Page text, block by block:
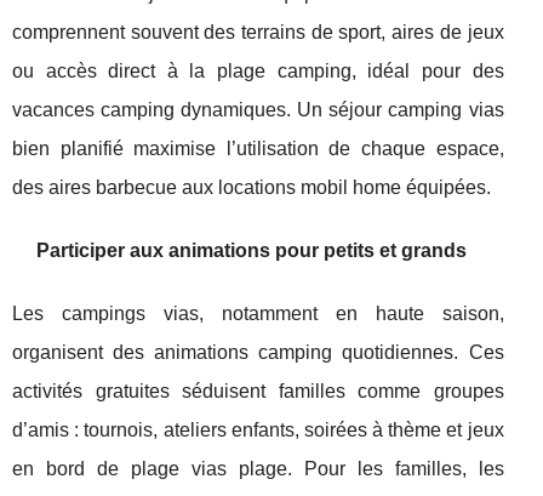
comprennent souvent des terrains de sport, aires de jeux
ou accès direct à la plage camping, idéal pour des
vacances camping dynamiques. Un séjour camping vias
bien planifié maximise l’utilisation de chaque espace,
des aires barbecue aux locations mobil home équipées.
Participer aux animations pour petits et grands
Les campings vias, notamment en haute saison,
organisent des animations camping quotidiennes. Ces
activités gratuites séduisent familles comme groupes
d’amis : tournois, ateliers enfants, soirées à thème et jeux
en bord de plage vias plage. Pour les familles, les